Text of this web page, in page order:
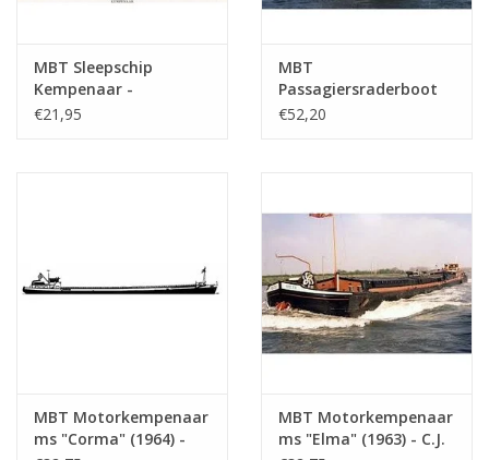
MBT Sleepschip
Kempenaar -
Bouwtekening Schaal 1
€21,95
MBT
Passagiersraderboot
ss "Reederij op de Lek
€52,20
MBT Motorkempenaar
ms "Corma" (1964) -
MBT Motorkempenaar
ms "Elma" (1963) - C.J.